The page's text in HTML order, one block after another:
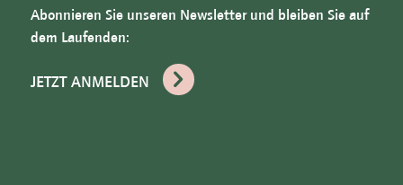
Abonnieren Sie unseren Newsletter und bleiben Sie auf
dem Laufenden:
JETZT ANMELDEN